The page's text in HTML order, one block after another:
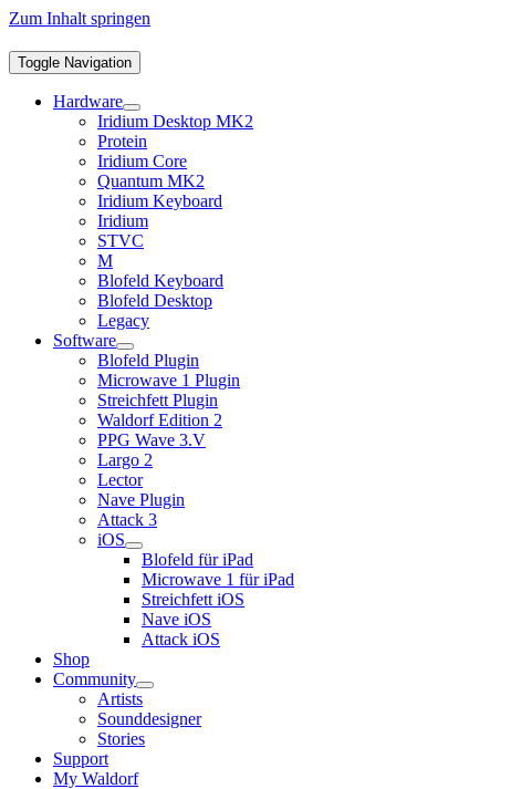
Zum Inhalt springen
Toggle Navigation
Hardware
Iridium Desktop MK2
Protein
Iridium Core
Quantum MK2
Iridium Keyboard
Iridium
STVC
M
Blofeld Keyboard
Blofeld Desktop
Legacy
Software
Blofeld Plugin
Microwave 1 Plugin
Streichfett Plugin
Waldorf Edition 2
PPG Wave 3.V
Largo 2
Lector
Nave Plugin
Attack 3
iOS
Blofeld für iPad
Microwave 1 für iPad
Streichfett iOS
Nave iOS
Attack iOS
Shop
Community
Artists
Sounddesigner
Stories
Support
My Waldorf